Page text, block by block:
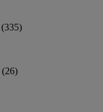
(335)
(26)